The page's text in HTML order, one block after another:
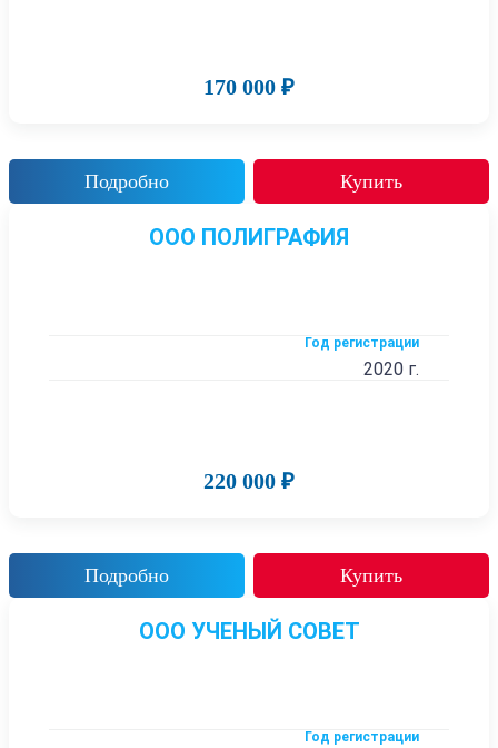
170 000 ₽
Подробно Купить
ООО ПОЛИГРАФИЯ
Год регистрации
2020 г.
220 000 ₽
Подробно Купить
ООО УЧЕНЫЙ СОВЕТ
Год регистрации